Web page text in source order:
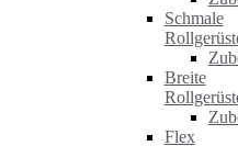
Schmale
Breite
Flex